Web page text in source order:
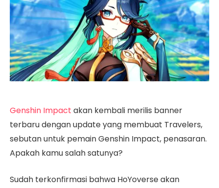
Genshin Impact akan kembali merilis banner
terbaru dengan update yang membuat Travelers,
sebutan untuk pemain Genshin Impact, penasaran.
Apakah kamu salah satunya?
Sudah terkonfirmasi bahwa HoYoverse akan